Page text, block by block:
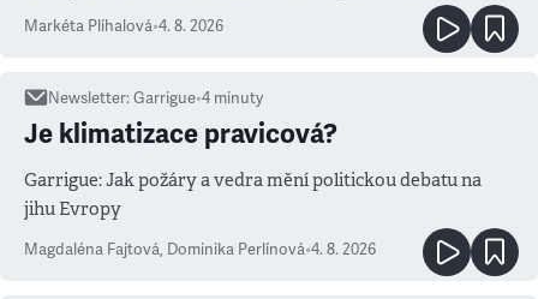
Markéta Plíhalová•4. 8. 2026
Newsletter:Garrigue•4 minuty
Je klimatizace pravicová?
Garrigue: Jak požáry a vedra mění politickou debatu na
jihu Evropy
Magdaléna Fajtová, Dominika Perlínová•4. 8. 2026